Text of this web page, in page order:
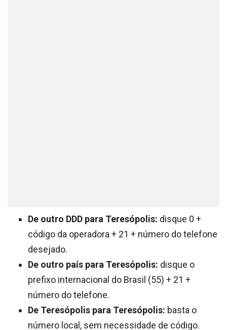
De outro DDD para Teresópolis: disque 0 +
código da operadora + 21 + número do telefone
desejado.
De outro país para Teresópolis: disque o
prefixo internacional do Brasil (55) + 21 +
número do telefone.
De Teresópolis para Teresópolis: basta o
número local, sem necessidade de código.